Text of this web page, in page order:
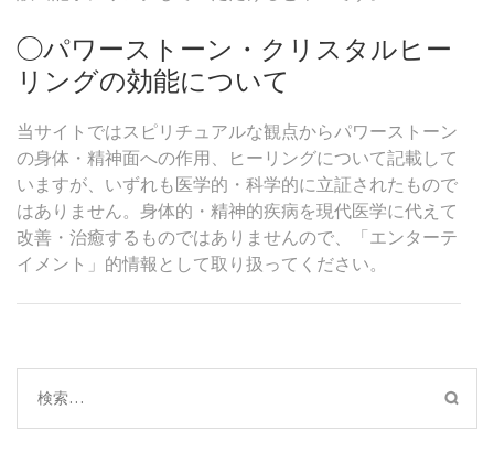
◯パワーストーン・クリスタルヒー
リングの効能について
当サイトではスピリチュアルな観点からパワーストーン
の身体・精神面への作用、ヒーリングについて記載して
いますが、いずれも医学的・科学的に立証されたもので
はありません。身体的・精神的疾病を現代医学に代えて
改善・治癒するものではありませんので、「エンターテ
イメント」的情報として取り扱ってください。
検
索: